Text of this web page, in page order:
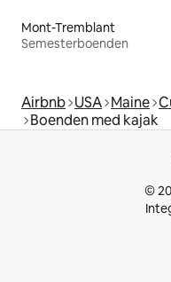
Mont-Tremblant
Semesterboenden
Airbnb USA Maine
Boenden med kajak
©